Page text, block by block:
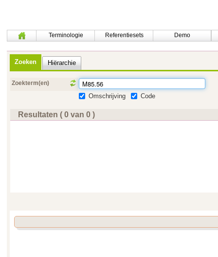
Terminologie Referentiesets Demo
Zoeken Hiërarchie
Zoekterm(en)
Omschrijving Code
Resultaten ( 0 van 0 )